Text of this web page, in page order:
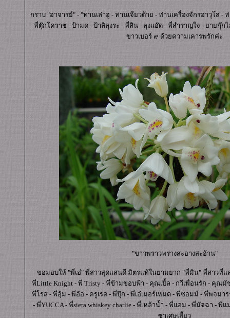
กราบ "อาจารย์" - "ท่านเล่าฮู - ท่านเจียวต้าย - ท่านเครื่องจักรอาวุโส -
พี่ตุ๊กโคราช - ป้ามด - ป้าลิลุงระ - พี่สิน - ลุงแอ๊ด - พี่สำราญใจ - ยายกุ๊
ขาวเบอร์ ๙ ด้วยความเคารพรักค่ะ
"ขาวพราวพร่างสะอางสะอ้าน"
ขอมอบให้ "พี่เอ๋" พี่สาวสุดแสนดี มิตรแท้ในยามยาก "พี่มิน" พี่สาวที่แ
พี่Little Knight - พี่ Tristy - พี่ข้ามขอบฟ้า - คุณเปิ้ล - กวีเพื่อนรัก - คุณ
พี่โรส - พี่อุ้ม - พี่อ้อ - ครูเรด - พี่ปุ๊ก - พี่เอ๋เมอร์เหมด - พี่ซอมม์ - พี่พจมา
- พี่YUCCA - พี่siera whiskey charlie - พี่เหล้าน้ำ - พี่แอม - พี่มัจฉา - พี่
ซาเศษเสี้ยว